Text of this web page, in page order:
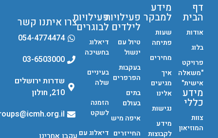
דף
הבית
אודות
בלוג
פרויקט
"משאלה
אישית"
מידע
כללי
צוות
המוזיאון
מידע
למבקר
שעות
פתיחה
מחירים
איך
מגיעים
אלינו
נגישות
מידע
לקבוצות
פעילויות
לילדים
טיול עם
ינשול
בעקבות
הפרפרים
בתים
בעולם
איפה מיש
החייזרים
פעילויות
לבוגרים
דיאלוג
בחשיכה
בעיניים
שלה
הזמנה
לשקט
דיאלוג עם
צרו איתנו קשר
054-4774474
03-6503000
שדרות ירושלים
210, חולון
groups@icmh.org.il